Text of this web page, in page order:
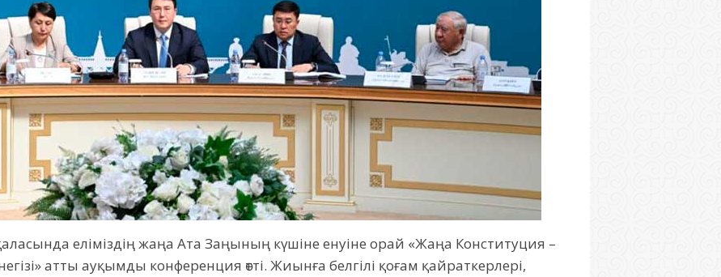
еліміздің жаңа Ата Заңының күшіне енуіне орай «Жаңа Конституция –
атты ауқымды конференция өтті. Жиынға белгілі қоғам қайраткерлері,